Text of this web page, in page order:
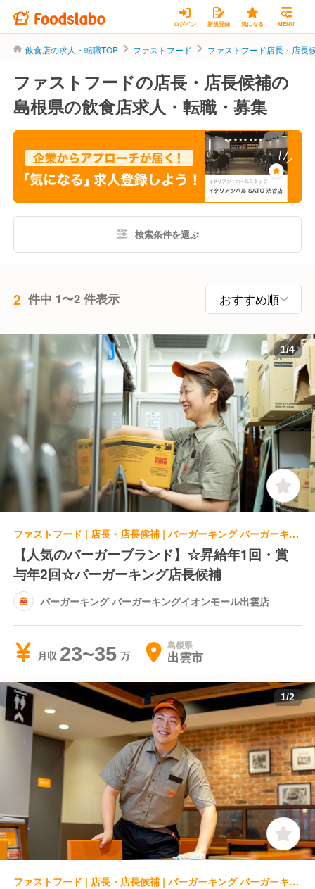
ログイン 新規登録 気になる MENU
飲食店の求人・転職TOP ファストフード ファストフード店長・店長
ファストフードの店長・店長候補の
島根県の飲食店求人・転職・募集
検索条件を選ぶ
2 件中 1〜2 件表示
1/4
ファストフード | 店長・店長候補 | バーガーキング バーガーキングイオンモール出雲店
【人気のバーガーブランド】☆昇給年1回・賞
与年2回☆バーガーキング店長候補
バーガーキング バーガーキングイオンモール出雲店
月収 23~35 島根県
出雲市
1/2
ファストフード | 店長・店長候補 | バーガーキング バーガーキング松江南店